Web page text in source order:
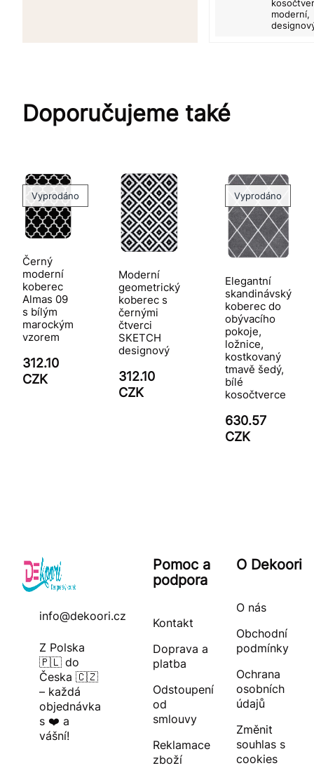
moderní,
Doporučujeme také
Vyprodáno
Černý
moderní
koberec
Almas 09
s bílým
marockým
vzorem
312.10
CZK
Moderní
geometrický
koberec s
černými
čtverci
SKETCH
designový
312.10
CZK
Vyprodáno
Elegantní
skandinávský
koberec do
obývacího
pokoje,
ložnice,
kostkovaný
tmavě šedý,
bílé
kosočtverce
630.57
CZK
info@dekoori.cz
Z Polska
🇵🇱 do
Česka 🇨🇿
– každá
objednávka
s ❤️ a
vášní!
Pomoc a
podpora
Kontakt
Doprava a
platba
Odstoupení
od
smlouvy
Reklamace
zboží
O Dekoori
O nás
Obchodní
podmínky
Ochrana
osobních
údajů
Změnit
souhlas s
cookies